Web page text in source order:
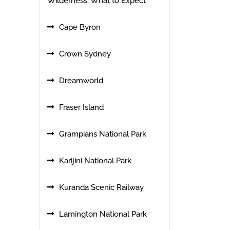
Cape Byron
Crown Sydney
Dreamworld
Fraser Island
Grampians National Park
Karijini National Park
Kuranda Scenic Railway
Lamington National Park